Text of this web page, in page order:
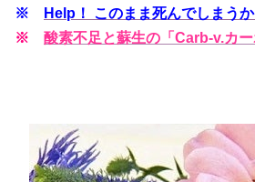
※
Help！ このまま死んでしまうか
※ 酸素不足と蘇生の「Carb-v.カー